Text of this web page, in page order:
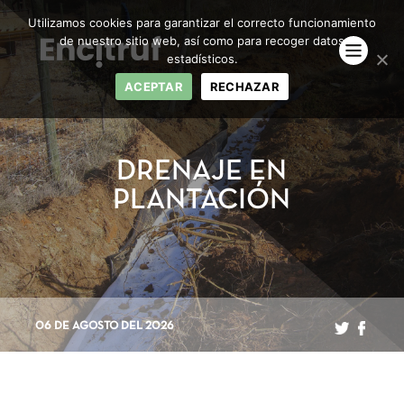
DRENAJE EN
PLANTACIÓN
06 DE AGOSTO DEL 2026
Utilizamos cookies para garantizar el correcto funcionamiento
de nuestro sitio web, así como para recoger datos
estadísticos.
ACEPTAR
RECHAZAR